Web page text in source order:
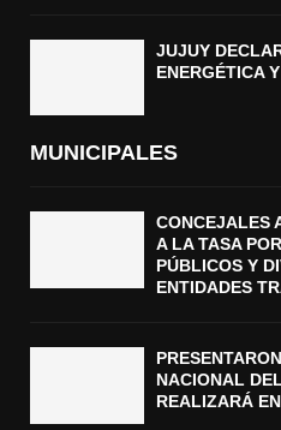
JUJUY
ENERGÉTICA
MUNICIPALES
CONCEJALES
A LA TASA
PÚBLICOS Y
ENTIDADES
NACIONAL
REALIZARÁ